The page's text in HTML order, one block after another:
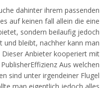
dahinter ihrem passenden
auf keinen fall allein die eine
sondern beilaufig jedoch
und bleibt, nachher kann man
Anbieter kooperiert mit
Aus welchen
sind unter irgendeiner Flugel